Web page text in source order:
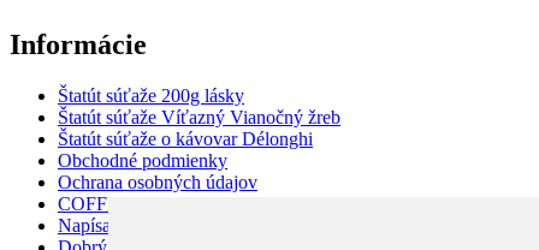
Informácie
Štatút súťaže 200g lásky
Štatút súťaže Víťazný Vianočný žreb
Štatút súťaže o kávovar Délonghi
Obchodné podmienky
Ochrana osobných údajov
COFFEEIN obchod - Nitra
Napísali o nás